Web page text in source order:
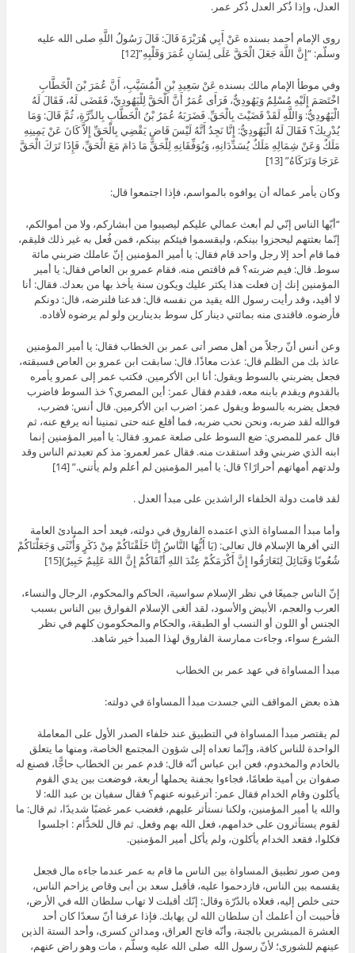
العدل، وإذا ذُكر العدل ذُكر عمر.
روى الإمام أحمد بسنده عَنْ أَبِي هُرَيْرَةَ قَالَ: قَالَ رَسُولُ اللَّهِ صلى الله عليه
وسلّم: “إِنَّ اللَّهَ جَعَلَ الْحَقَّ عَلَى لِسَانِ عُمَرَ وَقَلْبِهِ”[12]
وفي موطأ الإمام مالك بسنده عَنْ سَعِيدِ بْنِ الْمُسَيَّبِ، أَنَّ عُمَرَ بْنَ الْخَطَّابِ
اخْتَصَمَ إِلَيْهِ مُسْلِمٌ وَيَهُودِيٌّ، فَرَأَى عُمَرُ أَنَّ الْحَقَّ لِلْيَهُودِيِّ، فَقَضَى لَهُ، فَقَالَ لَهُ
الْيَهُودِيُّ: وَاللَّهِ لَقَدْ قَضَيْتَ بِالْحَقِّ. فَضَرَبَهُ عُمَرُ بْنُ الْخَطَّابِ بِالدِّرَّةِ، ثُمَّ قَالَ: وَمَا
يُدْرِيكَ؟ فَقَالَ لَهُ الْيَهُودِيُّ: إِنَّا نَجِدُ أَنَّهُ لَيْسَ قَاضٍ يَقْضِي بِالْحَقِّ إِلاَّ كَانَ عَنْ يَمِينِهِ
مَلَكٌ وَعَنْ شِمَالِهِ مَلَكٌ يُسَدِّدَانِهِ، وَيُوَفِّقَانِهِ لِلْحَقِّ مَا دَامَ مَعَ الْحَقِّ، فَإِذَا تَرَكَ الْحَقَّ
عَرَجَا وَتَرَكَاهُ” [13]
وكان يأمر عماله أن يوافوه بالمواسم، فإذا اجتمعوا قال:
“أيّها الناس إنّي لم أبعث عمالي عليكم ليصيبوا من أبشاركم، ولا من أموالكم،
إنّما بعثتهم ليحجزوا بينكم، وليقسموا فيئكم بينكم، فمن فُعل به غير ذلك فليقم،
فما قام أحد إلا رجل واحد قام فقال: يا أمير المؤمنين إنّ عاملك ضربني مائة
سوط. قال: فيم ضربته؟ قم فاقتص منه. فقام عمرو بن العاص فقال: يا أمير
المؤمنين إنك إن فعلت هذا يكثر عليك ويكون سنة يأخذ بها من بعدك. فقال: أنا
لا أقيد، وقد رأيت رسول الله يقيد من نفسه قال: فدعنا فلنرضه، قال: دونكم
فأرضوه. فاقتدى منه بمائتي دينار كل سوط بدينارين ولو لم يرضوه لأقاده.
وعن أنس أنّ رجلاً من أهل مصر أتى عمر بن الخطاب فقال: يا أمير المؤمنين
عائذ بك من الظلم قال: عذت معاذًا. قال: سابقت ابن عمرو بن العاص فسبقته،
فجعل يضربني بالسوط ويقول: أنا ابن الأكرمين. فكتب عمر إلى عمرو يأمره
بالقدوم ويقدم بابنه معه، فقدم فقال عمر: أين المصري؟ خذ السوط فاضرب
فجعل يضربه بالسوط ويقول عمر: اضرب ابن الأكرمين. قال أنس: فضرب،
فوالله لقد ضربه، ونحن نحب ضربه، فما أقلع عنه حتى تمنينا أنه يرفع عنه، ثم
قال عمر للمصري: ضع السوط على صلعة عمرو. فقال: يا أمير المؤمنين إنما
ابنه الذي ضربني وقد استقدت منه. فقال عمر لعمرو: مذ كم تعبدتم الناس وقد
ولدتهم أمهاتهم أحرارًا؟ قال: يا أمير المؤمنين لم أعلم ولم يأتني.” [14]
لقد قامت دولة الخلفاء الراشدين على مبدأ العدل .
وأما مبدأ المساواة الذي اعتمده الفاروق في دولته، فيعد أحد المبادئ العامة
التي أقرها الإسلام قال تعالى: (يَا أَيُّهَا النَّاسُ إِنَّا خَلَقْنَاكُمْ مِنْ ذَكَرٍ وَأُنْثَى وَجَعَلْنَاكُمْ
شُعُوبًا وَقَبَائِلَ لِتَعَارَفُوا إِنَّ أَكْرَمَكُمْ عِنْدَ اللهِ أَتْقَاكُمْ إِنَّ اللهَ عَلِيمٌ خَبِيرٌ)[15]
إنّ الناس جميعًا في نظر الإسلام سواسية، الحاكم والمحكوم، الرجال والنساء،
العرب والعجم، الأبيض والأسود، لقد ألغى الإسلام الفوارق بين الناس بسبب
الجنس أو اللون أو النسب أو الطبقة، والحكام والمحكومون كلهم في نظر
الشرع سواء، وجاءت ممارسة الفاروق لهذا المبدأ خير شاهد.
مبدأ المساواة في عهد عمر بن الخطاب
هذه بعض المواقف التي جسدت مبدأ المساواة في دولته:
لم يقتصر مبدأ المساواة في التطبيق عند خلفاء الصدر الأول على المعاملة
الواحدة للناس كافة، وإنّما تعداه إلى شؤون المجتمع الخاصة، ومنها ما يتعلق
بالخادم والمخدوم، فعن ابن عباس أنّه قال: قدم عمر بن الخطاب حاجًّا، فصنع له
صفوان بن أمية طعامًا، فجاءوا بجفنة يحملها أربعة، فوضعت بين يدي القوم
يأكلون وقام الخدام فقال عمر: أترغبونه عنهم؟ فقال سفيان بن عبد الله: لا
والله يا أمير المؤمنين، ولكنا نستأثر عليهم، فغضب عمر غضبًا شديدًا، ثم قال: ما
لقوم يستأثرون على خدامهم، فعل الله بهم وفعل. ثم قال للخدُّام : اجلسوا
فكلوا، فقعد الخدام يأكلون، ولم يأكل أمير المؤمنين.
ومن صور تطبيق المساواة بين الناس ما قام به عمر عندما جاءه مال فجعل
يقسمه بين الناس، فازدحموا عليه، فأقبل سعد بن أبى وقاص يزاحم الناس،
حتى خلص إليه، فعلاه بالدّرّة وقال: إنّك أقبلت لا تهاب سلطان الله في الأرض،
فأحببت أن أعلمك أن سلطان الله لن يهابك. فإذا عرفنا أنّ سعدًا كان أحد
العشرة المبشرين بالجنة، وأنّه فاتح العراق، ومدائن كسرى، وأحد الستة الذين
عينهم للشورى؛ لأنّ رسول الله صلى الله عليه وسلّم ، مات وهو راض عنهم،